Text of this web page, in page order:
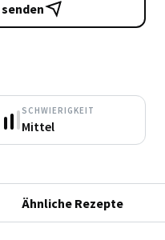
SCHWIERIGKEIT
Mittel
Ähnliche Rezepte